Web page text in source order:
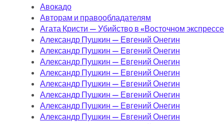
Авокадо
Авторам и правообладателям
Агата Кристи — Убийство в «Восточном
Александр Пушкин — Евгений Онегин
Александр Пушкин — Евгений Онегин
Александр Пушкин — Евгений Онегин
Александр Пушкин — Евгений Онегин
Александр Пушкин — Евгений Онегин
Александр Пушкин — Евгений Онегин
Александр Пушкин — Евгений Онегин
Александр Пушкин — Евгений Онегин